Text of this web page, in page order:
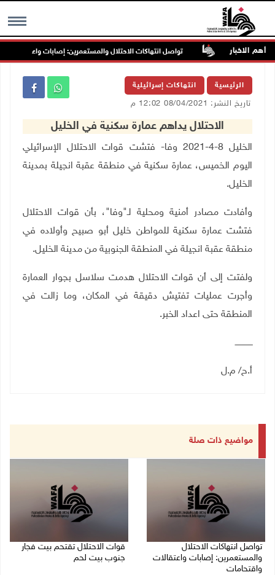
MENU أهم الاخبار
غرب جنين تواصل انتهاكات الاحتلال والمستعمرين: إصابات واعتقالات
الرئيسية انتهاكات إسرائيلية
تاريخ النشر: 08/04/2021 12:02 م
الاحتلال يداهم عمارة سكنية في الخليل
الخليل 8-4-2021 وفا- فتشت قوات الاحتلال الإسرائيلي
اليوم الخميس، عمارة سكنية في منطقة عقبة انجيلة بمدينة
الخليل.
وأفادت مصادر أمنية ومحلية لـ"وفا"، بأن قوات الاحتلال
فتشت عمارة سكنية للمواطن خليل أبو صبيح وأولاده في
منطقة عقبة انجيلة في المنطقة الجنوبية من مدينة الخليل.
ولفتت إلى أن قوات الاحتلال هدمت سلاسل بجوار العمارة
وأجرت عمليات تفتيش دقيقة في المكان، وما زالت في
المنطقة حتى اعداد الخبر.
ــــــــــــــ
أ.ح/ م.ل
مواضيع ذات صلة
تواصل انتهاكات الاحتلال
والمستعمرين: إصابات واعتقالات
واقتحامات
قوات الاحتلال تقتحم بيت فجار
جنوب بيت لحم